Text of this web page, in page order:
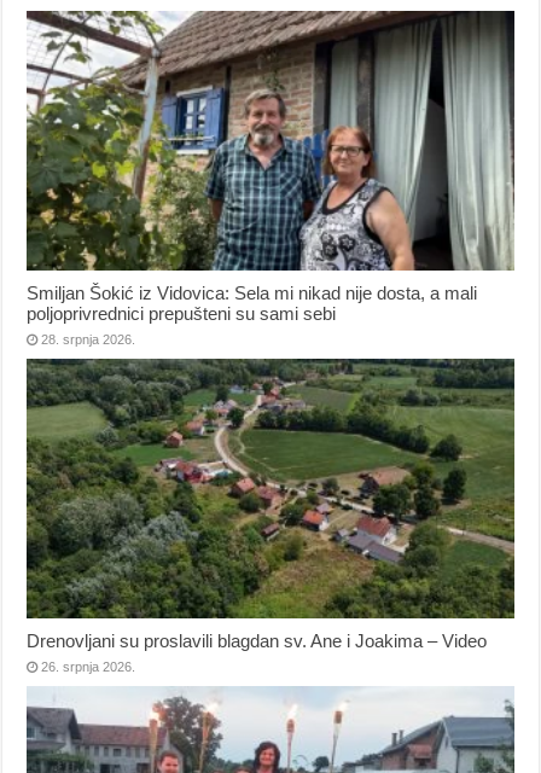
Smiljan Šokić iz Vidovica: Sela mi nikad nije dosta, a mali
poljoprivrednici prepušteni su sami sebi
28. srpnja 2026.
Drenovljani su proslavili blagdan sv. Ane i Joakima – Video
26. srpnja 2026.